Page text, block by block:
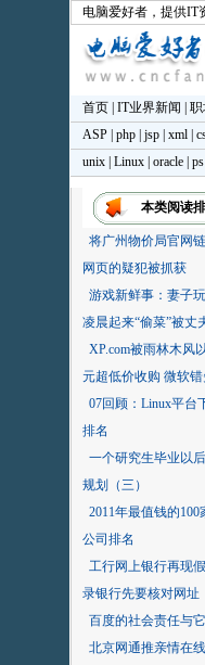
电脑爱好者 ，提供
首页| IT业界新闻
ASP| php| jsp| xml|
unix| Linux| oracle| ps|
本类阅读
将广州物价局官网
网页的疑犯被抓获
游戏新鲜事：妻子
凌晨起来“偷菜”被丈
XP.com被雨林木风
元超低价收购 微软
07回顾：Linux平台
排名
一个研究生毕业以
规划（三）
2011年最值钱的100
公司排名
工行网上银行再现
录银行先要核对网址
百度的社会责任与
北京网通推亲情在